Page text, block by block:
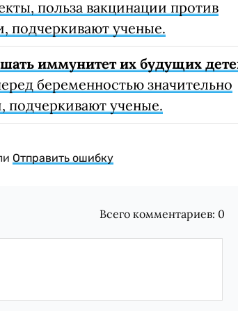
польза вакцинации против
подчеркивают ученые.
иммунитет их будущих
беременностью значительно
подчеркивают ученые.
Отправить ошибку
Всего комментариев: 0